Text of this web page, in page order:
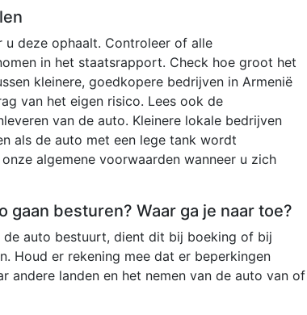
u deze ophaalt. Controleer of alle
in het staatsrapport. Check hoe groot het
kleinere, goedkopere bedrijven in Armenië
van het eigen risico. Lees ook de
van de auto. Kleinere lokale bedrijven
als de auto met een lege tank wordt
algemene voorwaarden wanneer u zich
besturen? Waar ga je naar toe?
de auto bestuurt, dient dit bij boeking of bij
Houd er rekening mee dat er beperkingen
andere landen en het nemen van de auto van of